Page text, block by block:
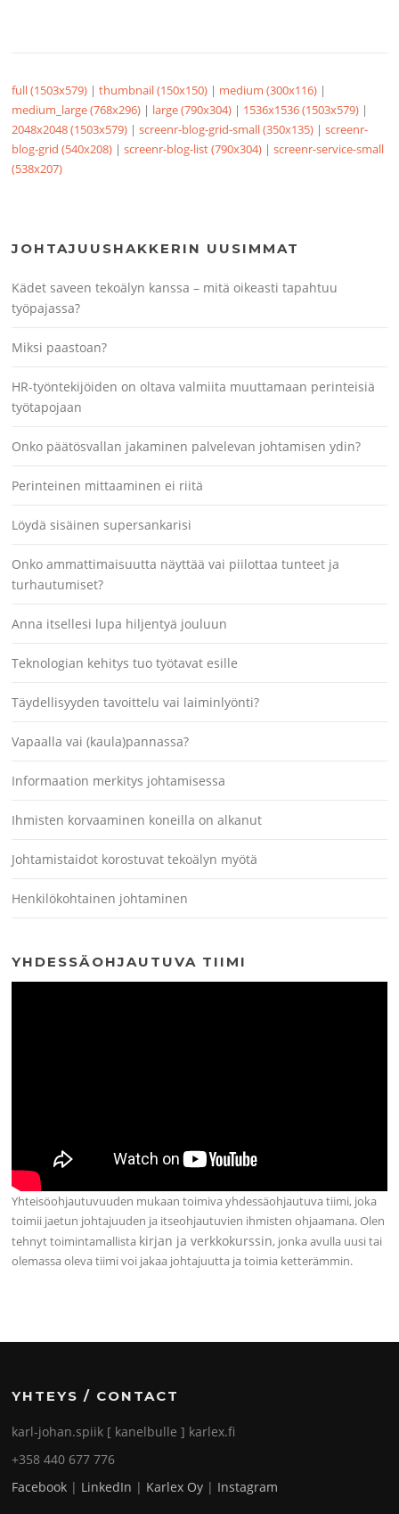
full (1503x579) |thumbnail (150x150) | medium (300x116) |
medium_large (768x296) | large (790x304) | 1536x1536 (1503x579) |
2048x2048 (1503x579) |screenr-blog-grid-small (350x135) |screenr-
blog-grid (540x208) |screenr-blog-list (790x304) |screenr-service-small
(538x207)
JOHTAJUUSHAKKERIN UUSIMMAT
Kädet saveen tekoälyn kanssa – mitä oikeasti tapahtuu
työpajassa?
Miksi paastoan?
HR-työntekijöiden on oltava valmiita muuttamaan perinteisiä
työtapojaan
Onko päätösvallan jakaminen palvelevan johtamisen ydin?
Perinteinen mittaaminen ei riitä
Löydä sisäinen supersankarisi
Onko ammattimaisuutta näyttää vai piilottaa tunteet ja
turhautumiset?
Anna itsellesi lupa hiljentyä jouluun
Teknologian kehitys tuo työtavat esille
Täydellisyyden tavoittelu vai laiminlyönti?
Vapaalla vai (kaula)pannassa?
Informaation merkitys johtamisessa
Ihmisten korvaaminen koneilla on alkanut
Johtamistaidot korostuvat tekoälyn myötä
Henkilökohtainen johtaminen
YHDESSÄOHJAUTUVA TIIMI
Yhteisöohjautuvuuden mukaan toimiva yhdessäohjautuva tiimi, joka
toimii jaetun johtajuuden ja itseohjautuvien ihmisten ohjaamana. Olen
tehnyt toimintamallista kirjan ja verkkokurssin, jonka avulla uusi tai
olemassa oleva tiimi voi jakaa johtajuutta ja toimia ketterämmin.
YHTEYS / CONTACT
karl-johan.spiik [ kanelbulle ] karlex.fi
+358 440 677 776
Facebook | LinkedIn | Karlex Oy | Instagram